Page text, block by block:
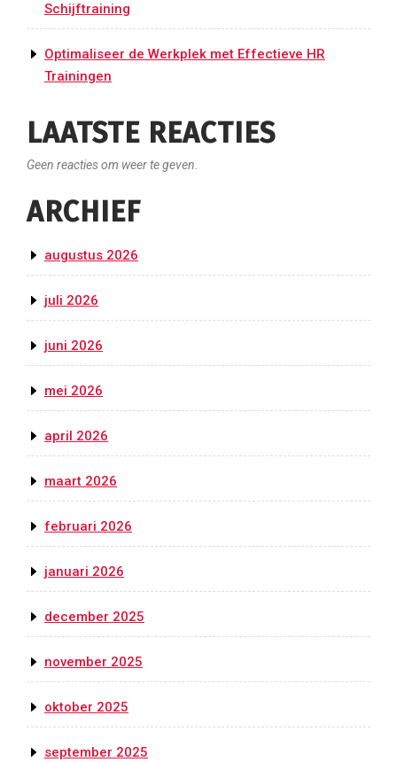
Schijftraining
Optimaliseer de Werkplek met Effectieve HR
Trainingen
LAATSTE REACTIES
Geen reacties om weer te geven.
ARCHIEF
augustus 2026
juli 2026
juni 2026
mei 2026
april 2026
maart 2026
februari 2026
januari 2026
december 2025
november 2025
oktober 2025
september 2025